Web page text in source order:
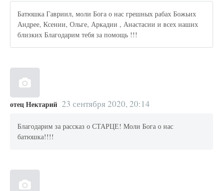
Батюшка Гавриил, моли Бога о нас грешных рабах Божьих
Андрее, Ксении, Ольге, Аркадии , Анастасии и всех наших
близких Благодарим тебя за помощь !!!
отец Нектарий 23 сентября 2020, 20:14
Благодарим за рассказ о СТАРЦЕ! Моли Бога о нас
батюшка!!!!